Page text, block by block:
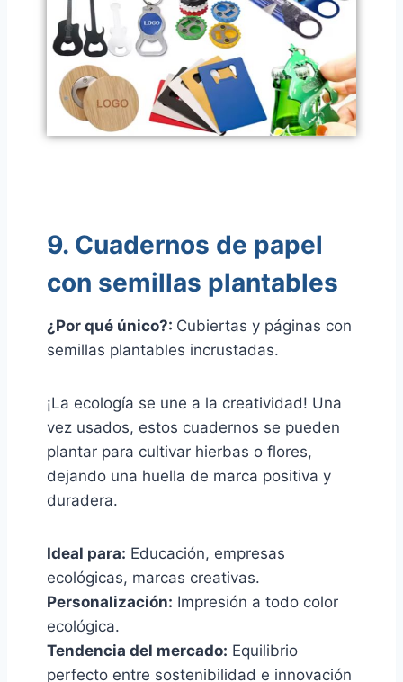
9. Cuadernos de papel
con semillas plantables
¿Por qué único?: Cubiertas y páginas con
semillas plantables incrustadas.
¡La ecología se une a la creatividad! Una
vez usados, estos cuadernos se pueden
plantar para cultivar hierbas o flores,
dejando una huella de marca positiva y
duradera.
Ideal para: Educación, empresas
ecológicas, marcas creativas.
Personalización: Impresión a todo color
ecológica.
Tendencia del mercado: Equilibrio
perfecto entre sostenibilidad e innovación